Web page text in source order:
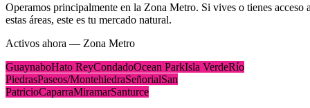
Operamos principalmente en la Zona Metro. Si vives o tienes acceso
estas áreas, este es tu mercado natural.
Activos ahora — Zona Metro
GuaynaboHato ReyCondadoOcean ParkIsla VerdeRío
PiedrasPaseos/MontehiedraSeñorialSan
PatricioCaparraMiramarSanturce